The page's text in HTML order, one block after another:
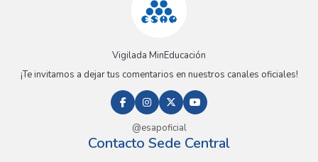
Vigilada MinEducación
¡Te invitamos a dejar tus comentarios en nuestros canales oficiales!
@esapoficial
Contacto Sede Central